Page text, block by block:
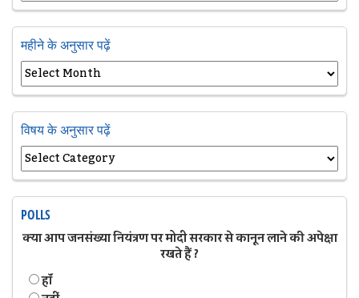
महीने के अनुसार पढ़ें
विषय के अनुसार पढ़ें
POLLS
क्या आप जनसंख्या नियंत्रण पर मोदी सरकार से कानून लाने की अपेक्षा
रखते हैं ?
हॉं